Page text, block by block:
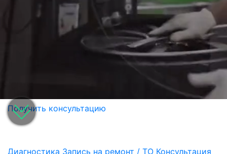
Получить консультацию
Диагностика Запись на ремонт / ТО Консультация